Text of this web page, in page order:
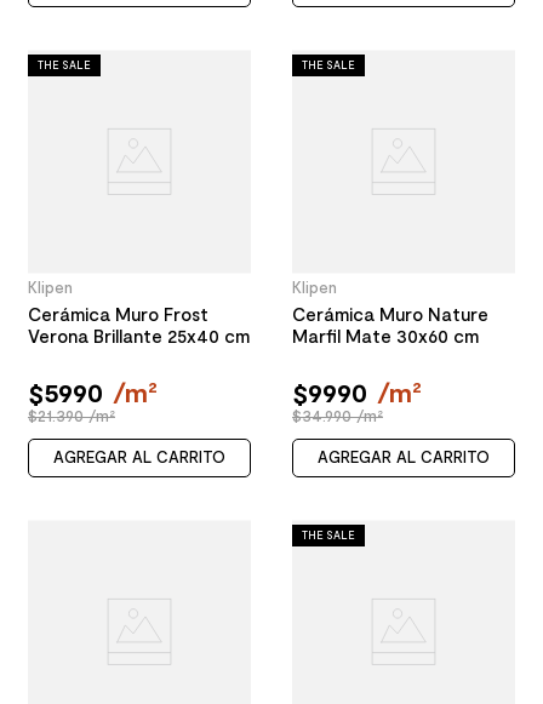
THE SALE
Klipen
Cerámica Muro Frost
Verona Brillante 25x40 cm
$5990 /m²
$21.390 /m²
AGREGAR AL CARRITO
THE SALE
Klipen
Cerámica Muro Nature
Marfil Mate 30x60 cm
$9990 /m²
$34.990 /m²
AGREGAR AL CARRITO
THE SALE